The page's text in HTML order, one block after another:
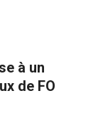
à un
de FO